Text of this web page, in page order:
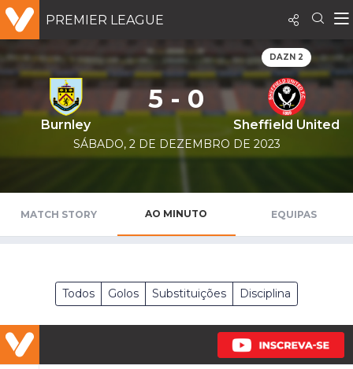
PREMIER LEAGUE
DAZN 2
Burnley
5 - 0
Sheffield United
SÁBADO, 2 DE DEZEMBRO DE 2023
MATCH STORY AO MINUTO EQUIPAS
Todos Golos Substituições Disciplina